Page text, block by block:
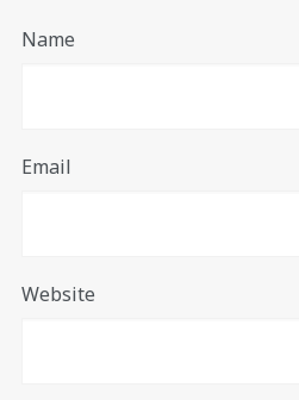
Name
Email
Website